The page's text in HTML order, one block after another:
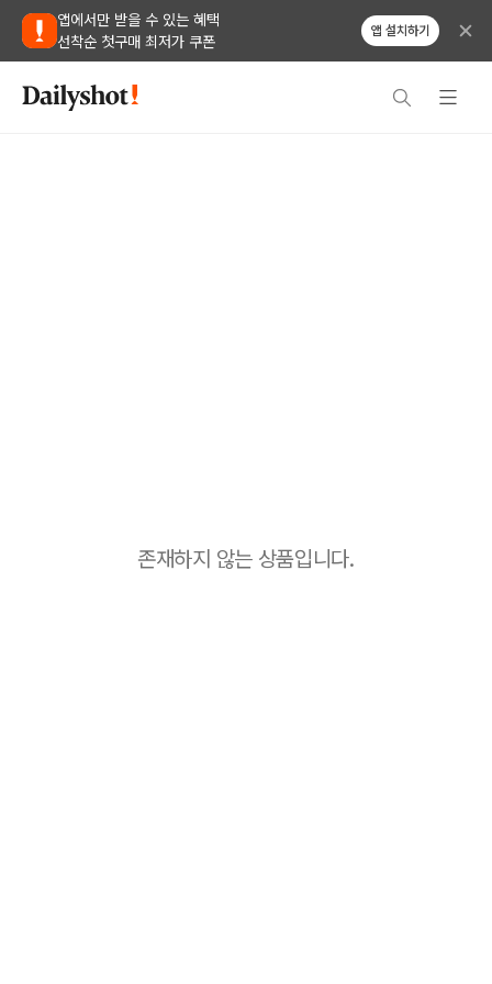
앱에서만 받을 수 있는 혜택
선착순 첫구매 최저가 쿠폰
앱 설치하기
존재하지 않는 상품입니다.